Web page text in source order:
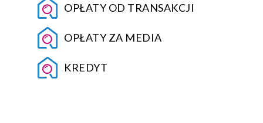
OPŁATY OD TRANSAKCJI
OPŁATY ZA MEDIA
KREDYT